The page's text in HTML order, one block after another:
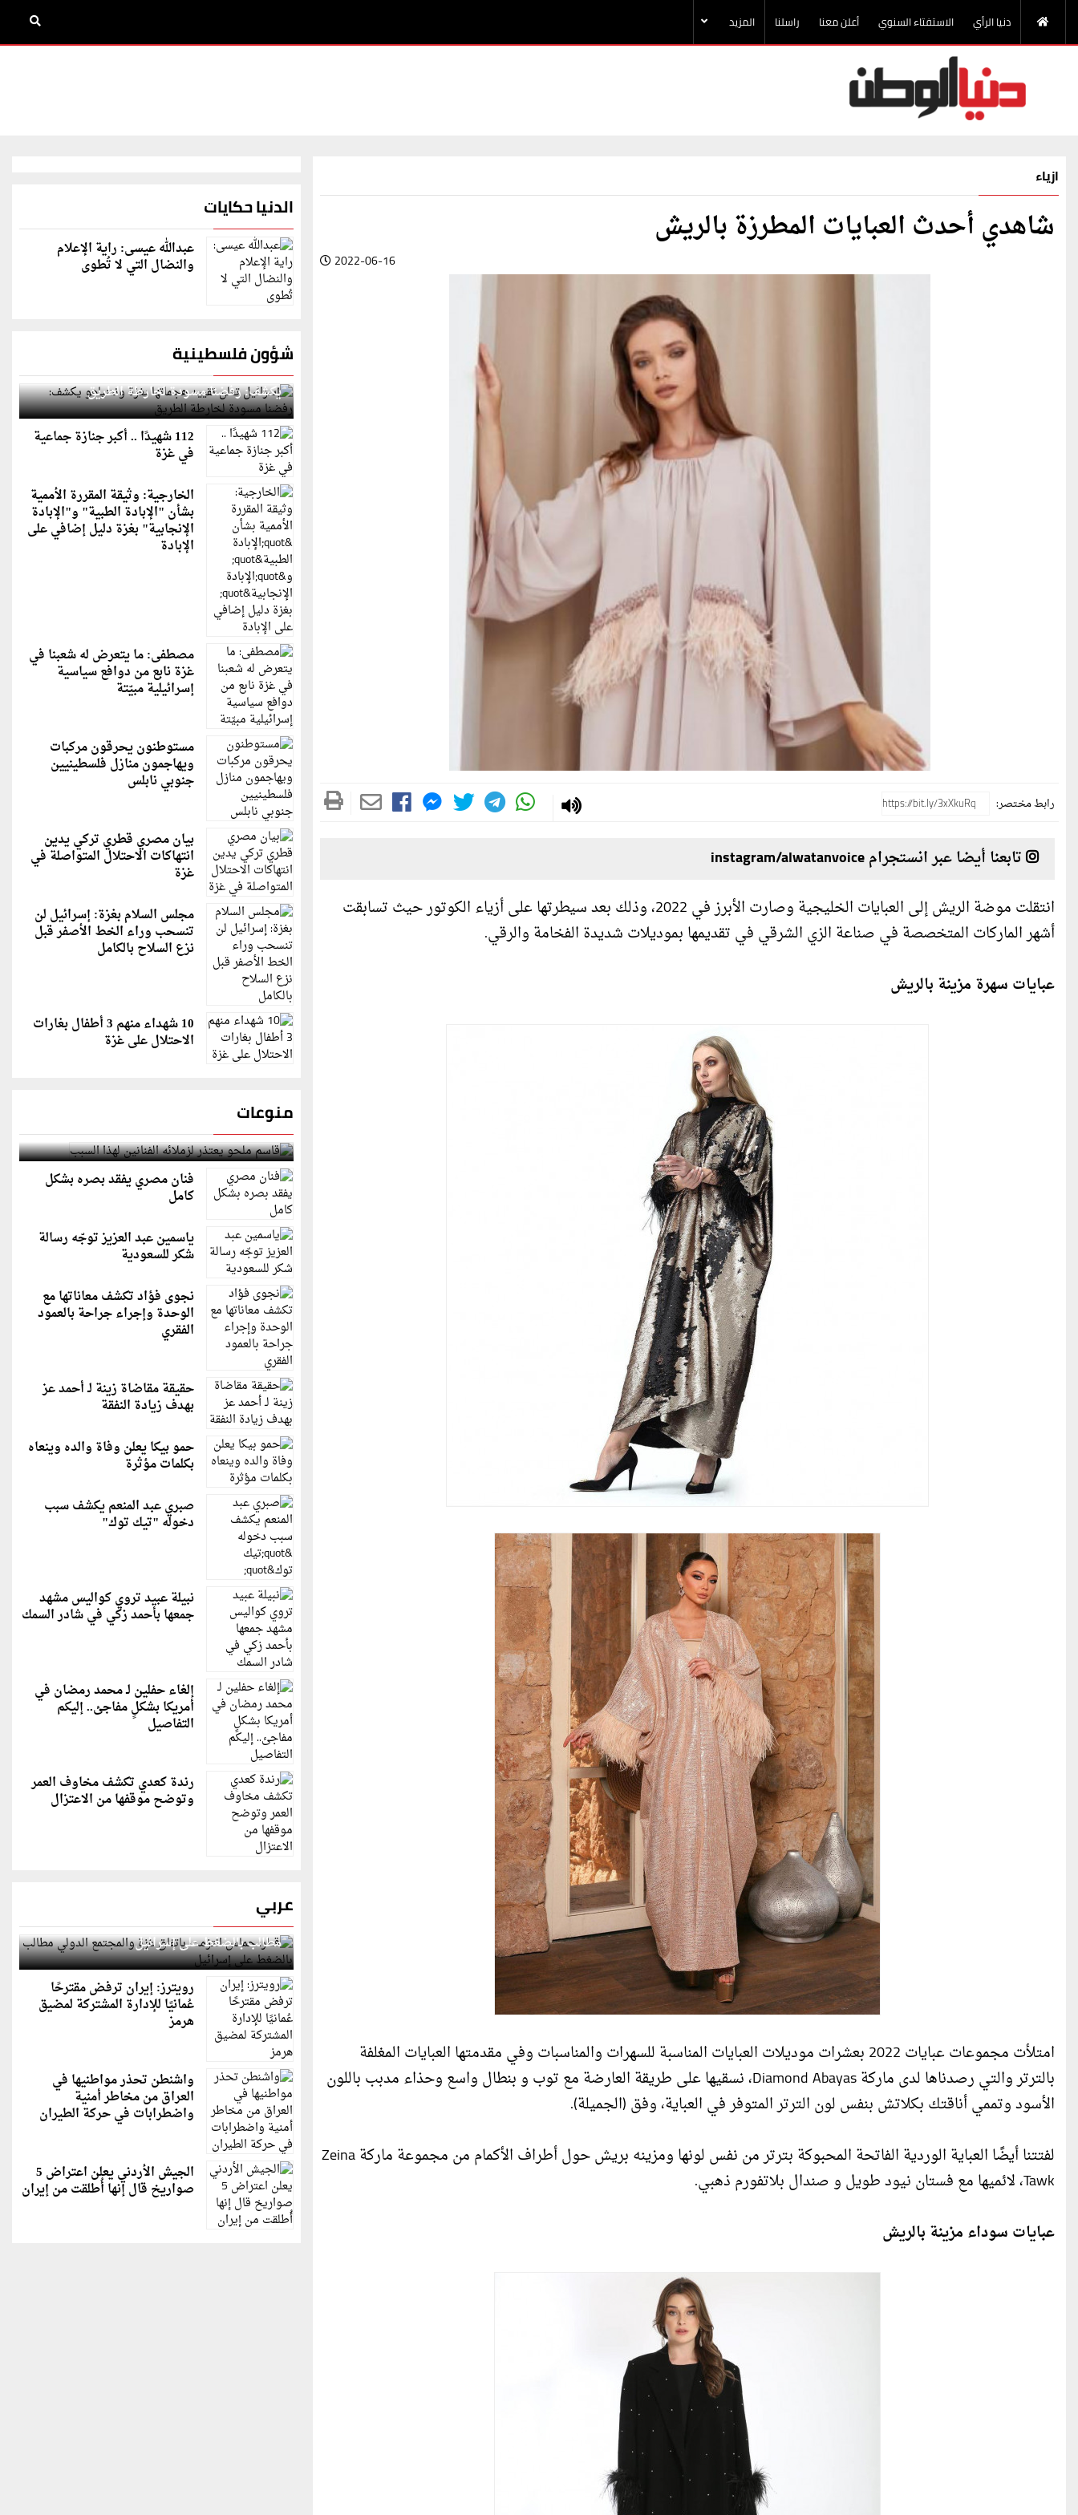
دنيا الرأي الاستفتاء السنوي أعلن معنا راسلنا المزيد
ازياء
شاهدي أحدث العبايات المطرزة بالريش
2022-06-16
رابط مختصر:
تابعنا أيضا عبر انستجرام instagram/alwatanvoice
انتقلت موضة الريش إلى العبايات الخليجية وصارت الأبرز في 2022، وذلك بعد سيطرتها على أزياء الكوتور حيث تسابقت
أشهر الماركات المتخصصة في صناعة الزي الشرقي في تقديمها بموديلات شديدة الفخامة والرقي.
عبايات سهرة مزينة بالريش
امتلأت مجموعات عبايات 2022 بعشرات موديلات العبايات المناسبة للسهرات والمناسبات وفي مقدمتها العبايات المغلفة
بالترتر والتي رصدناها لدى ماركة Diamond Abayas، نسقيها على طريقة العارضة مع توب و بنطال واسع وحذاء مدبب باللون
الأسود وتممي أناقتك بكلاتش بنفس لون الترتر المتوفر في العباية، وفق (الجميلة).
لفتتنا أيضًا العباية الوردية الفاتحة المحبوكة بترتر من نفس لونها ومزينه بريش حول أطراف الأكمام من مجموعة ماركة Zeina
Tawk، لائميها مع فستان نيود طويل و صندال بلاتفورم ذهبي.
عبايات سوداء مزينة بالريش
الدنيا حكايات
عبدالله عيسى: راية الإعلام
والنضال التي لا تُطوى
شؤون فلسطينية
إسرائيل تعلن تقييد هجماتها بغزة ونتنياهو
يكشف: رفضنا مسودة لخارطة الطريق
112 شهيدًا .. أكبر جنازة جماعية
في غزة
الخارجية: وثيقة المقررة الأممية
بشأن "الإبادة الطبية" و"الإبادة
الإنجابية" بغزة دليل إضافي على
الإبادة
مصطفى: ما يتعرض له شعبنا في
غزة نابع من دوافع سياسية
إسرائيلية مبيّتة
مستوطنون يحرقون مركبات
ويهاجمون منازل فلسطينيين
جنوبي نابلس
بيان مصري قطري تركي يدين
انتهاكات الاحتلال المتواصلة في
غزة
مجلس السلام بغزة: إسرائيل لن
تنسحب وراء الخط الأصفر قبل
نزع السلاح بالكامل
10 شهداء منهم 3 أطفال بغارات
الاحتلال على غزة
منوعات
قاسم ملحو يعتذر لزملائه الفنانين لهذا السبب
فنان مصري يفقد بصره بشكل
كامل
ياسمين عبد العزيز توجّه رسالة
شكر للسعودية
نجوى فؤاد تكشف معاناتها مع
الوحدة وإجراء جراحة بالعمود
الفقري
حقيقة مقاضاة زينة لـ أحمد عز
بهدف زيادة النفقة
حمو بيكا يعلن وفاة والده وينعاه
بكلمات مؤثرة
صبري عبد المنعم يكشف سبب
دخوله "تيك توك"
نبيلة عبيد تروي كواليس مشهد
جمعها بأحمد زكي في شادر السمك
إلغاء حفلين لـ محمد رمضان في
أمريكا بشكلٍ مفاجئ.. إليكم
التفاصيل
رندة كعدي تكشف مخاوف العمر
وتوضح موقفها من الاعتزال
عربي
قطر: حماس التزمت باتفاق غزة والمجتمع الدولي
مطالب بالضغط على إسرائيل
رويترز: إيران ترفض مقترحًا
عُمانيًا للإدارة المشتركة لمضيق
هرمز
واشنطن تحذر مواطنيها في
العراق من مخاطر أمنية
واضطرابات في حركة الطيران
الجيش الأردني يعلن اعتراض 5
صواريخ قال إنها أُطلقت من إيران